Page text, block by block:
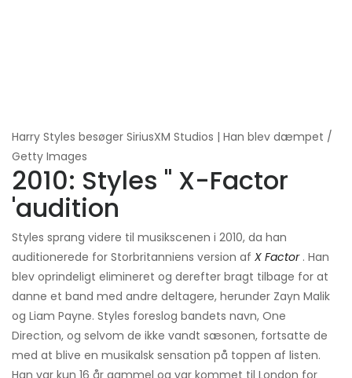
Harry Styles besøger SiriusXM Studios | Han blev dæmpet /
Getty Images
2010: Styles '' X-Factor
'audition
Styles sprang videre til musikscenen i 2010, da han
auditionerede for Storbritanniens version af X Factor . Han
blev oprindeligt elimineret og derefter bragt tilbage for at
danne et band med andre deltagere, herunder Zayn Malik
og Liam Payne. Styles foreslog bandets navn, One
Direction, og selvom de ikke vandt sæsonen, fortsatte de
med at blive en musikalsk sensation på toppen af ​​listen.